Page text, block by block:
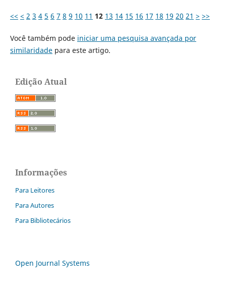
<< < 2 3 4 5 6 7 8 9 10 11 12 13 14 15 16 17 18 19 20 21 > >>
Você também pode iniciar uma pesquisa avançada por
similaridadepara este artigo.
Edição Atual
Informações
Para Leitores
Para Autores
Para Bibliotecários
Open Journal Systems